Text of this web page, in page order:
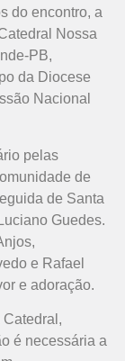
do encontro, a
Nossa
PB,
da Diocese
Nacional
pelas
de
de Santa
Guedes.
e Rafael
e adoração.
Catedral,
é necessária a